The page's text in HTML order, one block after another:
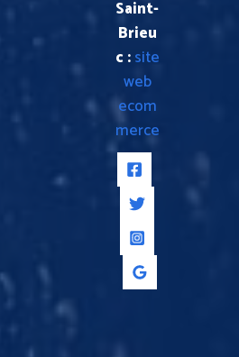
Saint-
Brieu
c :site
web
ecom
merce